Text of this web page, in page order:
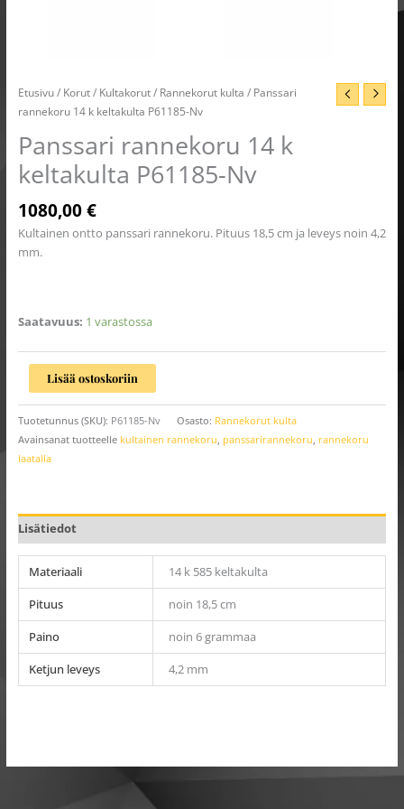
Etusivu/ Korut/ Kultakorut/ Rannekorut kulta / Panssari
rannekoru 14 k keltakulta P61185-Nv
Panssari rannekoru 14 k
keltakulta P61185-Nv
1080,00€
Kultainen ontto panssari rannekoru. Pituus 18,5 cm ja leveys noin 4,2
mm.
Saatavuus: 1 varastossa
Lisää ostoskoriin
Tuotetunnus (SKU): P61185-Nv Osasto: Rannekorut kulta
Avainsanat tuotteelle kultainen rannekoru panssarirannekoru rannekoru
laatalla
Lisätiedot
Materiaali
14 k 585 keltakulta
Pituus
noin 18,5 cm
Paino
noin 6 grammaa
Ketjun leveys
4,2 mm